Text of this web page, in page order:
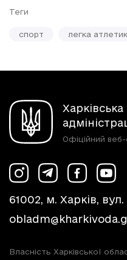
Теги
спорт легка
Офіційний
61002, м. Харків,
Власність Харківської